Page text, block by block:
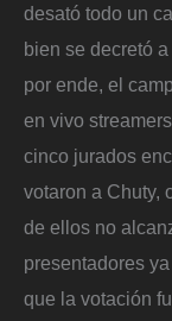
desató todo un
bien se decretó
por ende, el
en vivo
cinco jurados
votaron a Chuty,
de ellos no
presentadores
que la votación